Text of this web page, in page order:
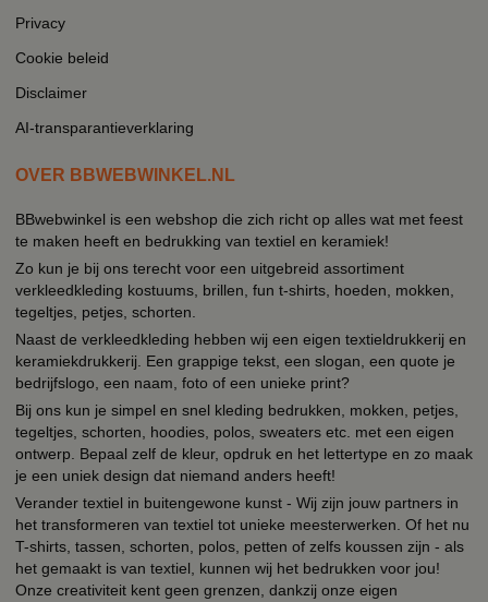
Privacy
Cookie beleid
Disclaimer
AI-transparantieverklaring
OVER BBWEBWINKEL.NL
BBwebwinkel is een webshop die zich richt op alles wat met feest
te maken heeft en bedrukking van textiel en keramiek!
Zo kun je bij ons terecht voor een uitgebreid assortiment
verkleedkleding kostuums, brillen, fun t-shirts, hoeden, mokken,
tegeltjes, petjes, schorten.
Naast de verkleedkleding hebben wij een eigen textieldrukkerij en
keramiekdrukkerij. Een grappige tekst, een slogan, een quote je
bedrijfslogo, een naam, foto of een unieke print?
Bij ons kun je simpel en snel kleding bedrukken, mokken, petjes,
tegeltjes, schorten, hoodies, polos, sweaters etc. met een eigen
ontwerp. Bepaal zelf de kleur, opdruk en het lettertype en zo maak
je een uniek design dat niemand anders heeft!
Verander textiel in buitengewone kunst - Wij zijn jouw partners in
het transformeren van textiel tot unieke meesterwerken. Of het nu
T-shirts, tassen, schorten, polos, petten of zelfs koussen zijn - als
het gemaakt is van textiel, kunnen wij het bedrukken voor jou!
Onze creativiteit kent geen grenzen, dankzij onze eigen